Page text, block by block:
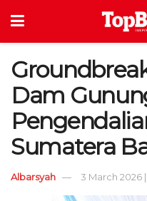
Dam
Sumatera
Albarsyah 3 March 2026 |